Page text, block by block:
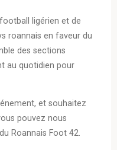
ligérien et de
roannais en faveur du
des sections
au quotidien pour
et souhaitez
pouvez nous
Roannais Foot 42.